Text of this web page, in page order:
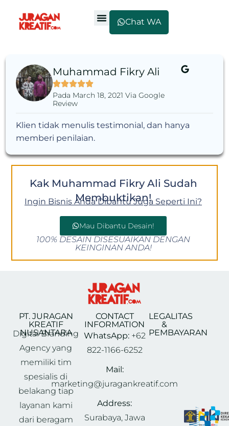
Chat WA
Muhammad Fikry Ali
Pada March 18, 2021 Via Google
Review
Klien tidak menulis testimonial, dan hanya
memberi penilaian.
Kak Muhammad Fikry Ali Sudah
Membuktikan!
Ingin Bisnis Anda Dibantu Juga Seperti Ini?
Mau Dibantu Desain!
100% DESAIN DISESUAIKAN DENGAN
KEINGINAN ANDA!
PT. JURAGAN
KREATIF
NUSANTARA
Digital Branding
Agency yang
memiliki tim
spesialis di
belakang tiap
layanan kami
dari beragam
CONTACT
INFORMATION
WhatsApp:+62
822-1166-6252
Mail:
marketing@juragankreatif.com
Address:
Surabaya, Jawa
LEGALITAS
&
PEMBAYARAN